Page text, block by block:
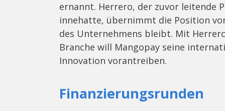
ernannt. Herrero, der zuvor leitende
innehatte, übernimmt die Position
des Unternehmens bleibt. Mit
Branche will Mangopay seine
Innovation vorantreiben.
Finanzierungsrunden